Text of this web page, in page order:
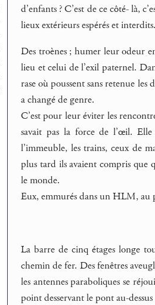
d’enfants ? C’est de ce côté- là,
lieux extérieurs espérés et
Des troènes ; humer leur odeur
lieu et celui de l’exil paternel.
rase où poussent sans retenue
a changé de genre.
C’est pour leur éviter les
savait pas la force de l’œil.
l’immeuble, les trains, ceux de
plus tard ils avaient compris que
le monde.
Eux, emmurés dans un HLM, au
La barre de cinq étages longe
chemin de fer. Des fenêtres
les antennes paraboliques se
point desservant le pont au-dessus